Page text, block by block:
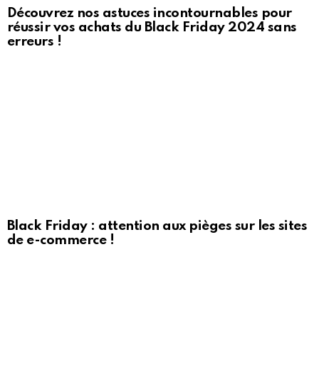
Découvrez nos astuces incontournables pour
réussir vos achats du Black Friday 2024 sans
erreurs !
Black Friday : attention aux pièges sur les sites
de e-commerce !